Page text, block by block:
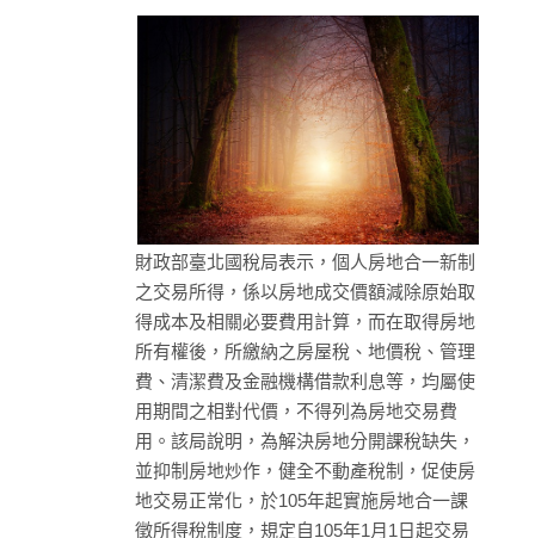
財政部臺北國稅局表示，個人房地合一新制
之交易所得，係以房地成交價額減除原始取
得成本及相關必要費用計算，而在取得房地
所有權後，所繳納之房屋稅、地價稅、管理
費、清潔費及金融機構借款利息等，均屬使
用期間之相對代價，不得列為房地交易費
用。該局說明，為解決房地分開課稅缺失，
並抑制房地炒作，健全不動產稅制，促使房
地交易正常化，於105年起實施房地合一課
徵所得稅制度，規定自105年1月1日起交易